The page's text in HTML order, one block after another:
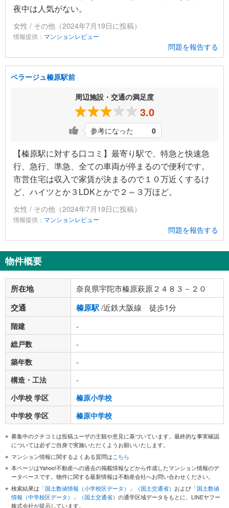
夜中は人気がない。
女性 / その他（2024年7月19日に投稿）
情報提供： マンションレビュー
問題を報告する
ベラージュ榛原駅前
周辺施設・交通の満足度
3.0
参考になった 0
【榛原駅に対する口コミ】最寄り駅で、特急と快速急
行、急行、準急、全ての車両が停まるので便利です。
市営住宅は収入で家賃が決まるので１０万近くするけ
ど、ハイツとか３LDKとかで２～３万ほど。
女性 / その他（2024年7月19日に投稿）
情報提供： マンションレビュー
問題を報告する
物件概要
所在地 奈良県宇陀市榛原萩原２４８３－２０
交通 榛原駅/近鉄大阪線 徒歩1分
階建
-
総戸数
-
築年数
-
構造・工法
-
小学校 学区
榛原小学校
中学校 学区
榛原中学校
募集中のクチコミは投稿ユーザの主観や意見に基づいています。最終的な事実確認
については必ずご自身で実施いただくようお願いいたします。
マンション情報に関するよくある質問はこちら
本ページはYahoo!不動産への過去の掲載情報などから作成したマンション情報のデ
ータベースです。物件に関する最新情報は不動産会社へお問い合わせください。
検索結果は 「国土数値情報（小学校区データ）」（国土交通省） および 「国土数値
情報（中学校区データ）」（国土交通省） の通学区域データをもとに、LINEヤフー
株式会社が提示しています。